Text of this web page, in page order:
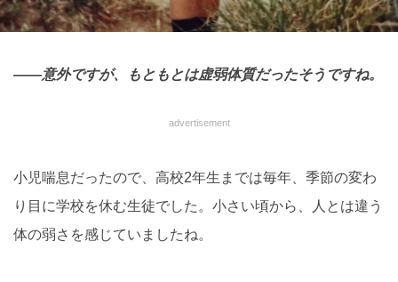
――意外ですが、もともとは虚弱体質だったそうですね。
advertisement
小児喘息だったので、高校2年生までは毎年、季節の変わ
り目に学校を休む生徒でした。小さい頃から、人とは違う
体の弱さを感じていましたね。